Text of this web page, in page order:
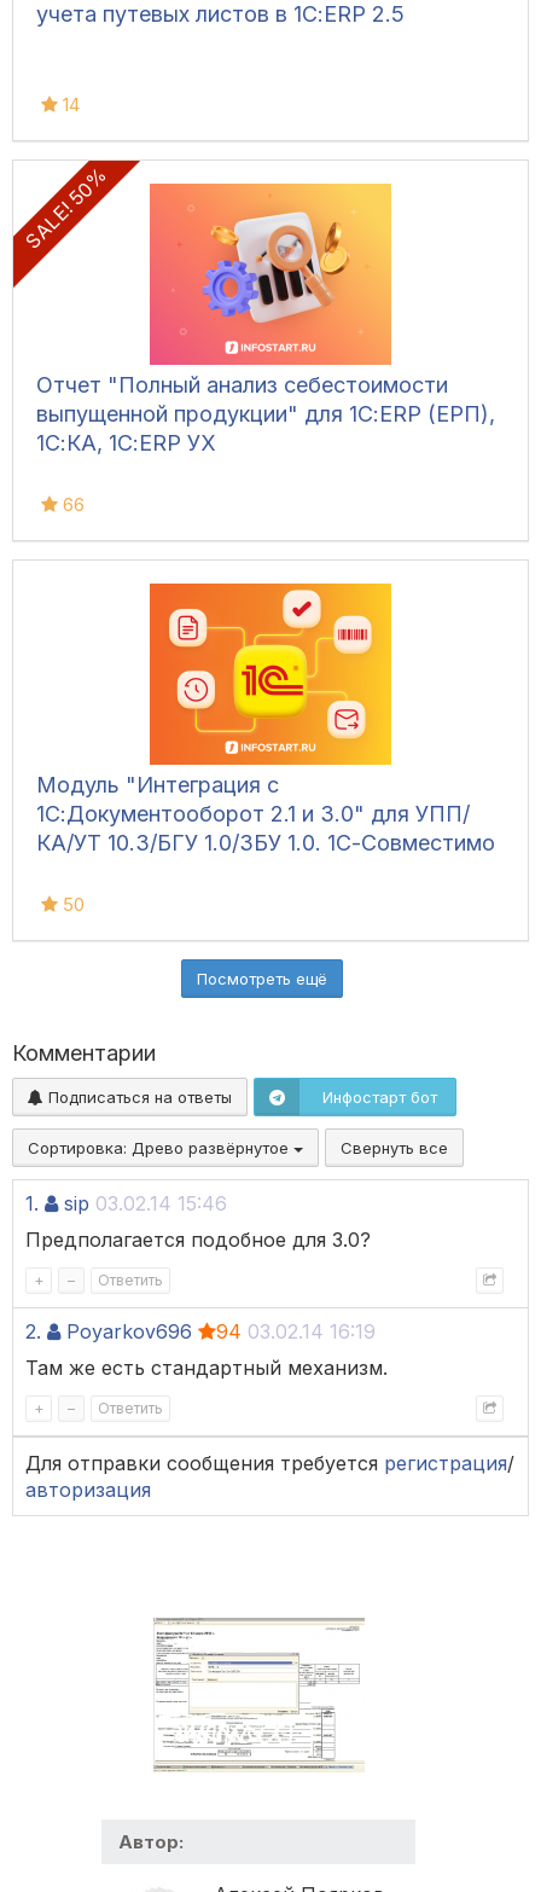
учета путевых листов в 1С:ERP 2.5
14
SALE! 50%
Отчет "Полный анализ себестоимости
выпущенной продукции" для 1С:ERP (ЕРП),
1С:КА, 1С:ERP УХ
66
Модуль "Интеграция с
1С:Документооборот 2.1 и 3.0" для УПП/
КА/УТ 10.3/БГУ 1.0/ЗБУ 1.0. 1С-Совместимо
50
Посмотреть ещё
Комментарии
Подписаться на ответы Инфостарт бот
Сортировка: Древо развёрнутое Свернуть все
1. sip 03.02.14 15:46
Предполагается подобное для 3.0?
+ – Ответить
2. Poyarkov696 94 03.02.14 16:19
Там же есть стандартный механизм.
+ – Ответить
Для отправки сообщения требуется регистрация/
авторизация
Автор: